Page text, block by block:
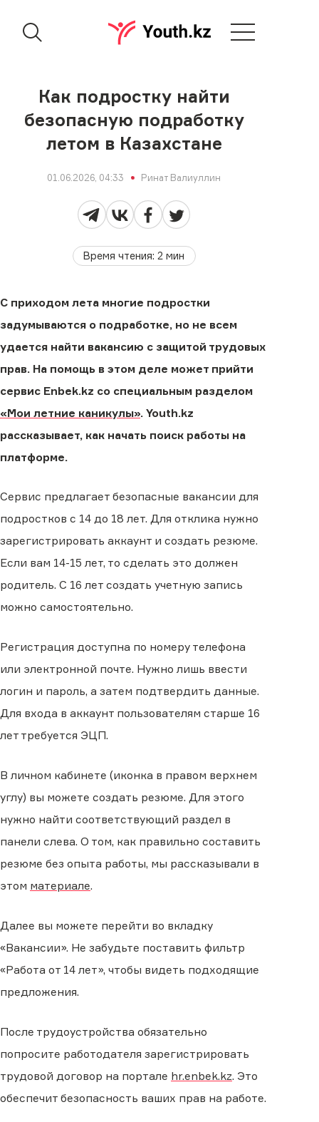
Как подростку найти
безопасную подработку
летом в Казахстане
01.06.2026, 04:33 Ринат Валиуллин
Время чтения:2 мин
С приходом лета многие подростки
задумываются о подработке, но не всем
удается найти вакансию с защитой трудовых
прав. На помощь в этом деле может прийти
сервис Enbek.kz со специальным разделом
«Мои летние каникулы». Youth.kz
рассказывает, как начать поиск работы на
платформе.
Сервис предлагает безопасные вакансии для
подростков с 14 до 18 лет. Для отклика нужно
зарегистрировать аккаунт и создать резюме.
Если вам 14-15 лет, то сделать это должен
родитель. С 16 лет создать учетную запись
можно самостоятельно.
Регистрация доступна по номеру телефона
или электронной почте. Нужно лишь ввести
логин и пароль, а затем подтвердить данные.
Для входа в аккаунт пользователям старше 16
лет требуется ЭЦП.
В личном кабинете (иконка в правом верхнем
углу) вы можете создать резюме. Для этого
нужно найти соответствующий раздел в
панели слева. О том, как правильно составить
резюме без опыта работы, мы рассказывали в
этом материале.
Далее вы можете перейти во вкладку
«Вакансии». Не забудьте поставить фильтр
«Работа от 14 лет», чтобы видеть подходящие
предложения.
После трудоустройства обязательно
попросите работодателя зарегистрировать
трудовой договор на портале hr.enbek.kz. Это
обеспечит безопасность ваших прав на работе.